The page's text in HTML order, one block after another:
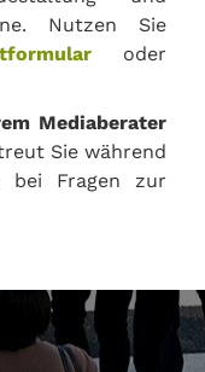
Nutzen Sie
oder
Mediaberater
Sie während
bei Fragen zur